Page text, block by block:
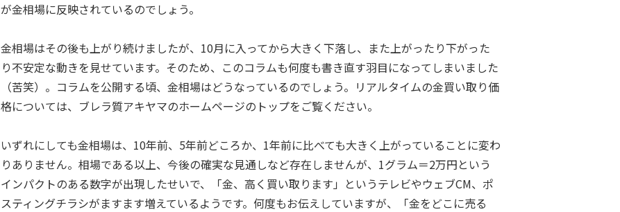
が金相場に反映されているのでしょう。
金相場はその後も上がり続けましたが、10月に入ってから大きく下落し、また上がったり下がった
り不安定な動きを見せています。そのため、このコラムも何度も書き直す羽目になってしまいました
（苦笑）。コラムを公開する頃、金相場はどうなっているのでしょう。リアルタイムの金買い取り価
格については、ブレラ質アキヤマのホームページのトップをご覧ください。
いずれにしても金相場は、10年前、5年前どころか、1年前に比べても大きく上がっていることに変わ
りありません。相場である以上、今後の確実な見通しなど存在しませんが、1グラム＝2万円という
インパクトのある数字が出現したせいで、「金、高く買い取ります」というテレビやウェブCM、ポ
スティングチラシがますます増えているようです。何度もお伝えしていますが、「金をどこに売る